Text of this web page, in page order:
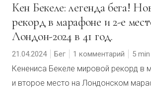
Кен Бекеле: легенда бега! Новый мировой
рекорд в марафоне и 2-е
Лондон-2024 в 41 год.
21.04.2024 Бег 1 комментарий 5
Кенениса Бекеле мировой рекорд в
и второе место на Лондонском